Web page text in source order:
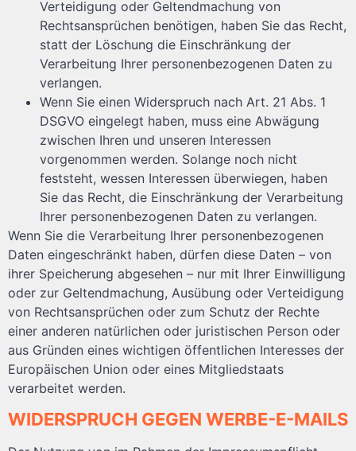
Verteidigung oder Geltendmachung von
Rechtsansprüchen benötigen, haben Sie das Recht,
statt der Löschung die Einschränkung der
Verarbeitung Ihrer personenbezogenen Daten zu
verlangen.
Wenn Sie einen Widerspruch nach Art. 21 Abs. 1
DSGVO eingelegt haben, muss eine Abwägung
zwischen Ihren und unseren Interessen
vorgenommen werden. Solange noch nicht
feststeht, wessen Interessen überwiegen, haben
Sie das Recht, die Einschränkung der Verarbeitung
Ihrer personenbezogenen Daten zu verlangen.
Wenn Sie die Verarbeitung Ihrer personenbezogenen
Daten eingeschränkt haben, dürfen diese Daten – von
ihrer Speicherung abgesehen – nur mit Ihrer Einwilligung
oder zur Geltendmachung, Ausübung oder Verteidigung
von Rechtsansprüchen oder zum Schutz der Rechte
einer anderen natürlichen oder juristischen Person oder
aus Gründen eines wichtigen öffentlichen Interesses der
Europäischen Union oder eines Mitgliedstaats
verarbeitet werden.
WIDERSPRUCH GEGEN WERBE-E-MAILS